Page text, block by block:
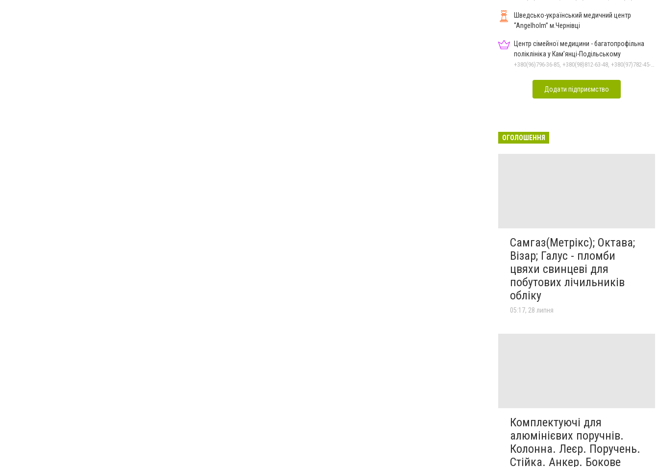
Шведсько-український медичний центр
“Angelholm” м.Чернівці
Центр сімейної медицини - багатопрофільна
поліклініка у Кам’янці-Подільському
Додати підприємство
ОГОЛОШЕННЯ
Самгаз(Метрікс); Октава;
Візар; Галус - пломби
цвяхи свинцеві для
побутових лічильників
обліку
05:17, 28 липня
Комплектуючі для
алюмінієвих поручнів.
Колонна. Леєр. Поручень.
Стійка. Анкер. Бокове